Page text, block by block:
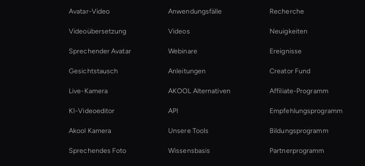
Avatar-Video
Videoübersetzung
Sprechender Avatar
Gesichtstausch
Live-Kamera
KI-Videoeditor
Akool Kamera
Sprechendes Foto
Anwendungsfälle
Videos
Webinare
Anleitungen
AKOOL Alternativen
API
Unsere Tools
Wissensbasis
Recherche
Neuigkeiten
Ereignisse
Creator Fund
Affiliate-Programm
Empfehlungsprogramm
Bildungsprogramm
Partnerprogramm